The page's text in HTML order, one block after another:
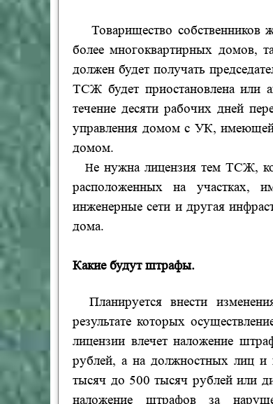
Товарищество
более многоквартирных домов,
должен будет получать
ТСЖ будет приостановлена или
течение десяти рабочих дней
управления домом с УК, имеющей
домом.
Не нужна лицензия тем ТСЖ,
расположенных на
инженерные сети и другая
дома.
Какие будут штрафы.
Планируется внести
результате которых
лицензии влечет наложение
рублей, а на должностных лиц и
тысяч до 500 тысяч рублей или
наложение штрафов за